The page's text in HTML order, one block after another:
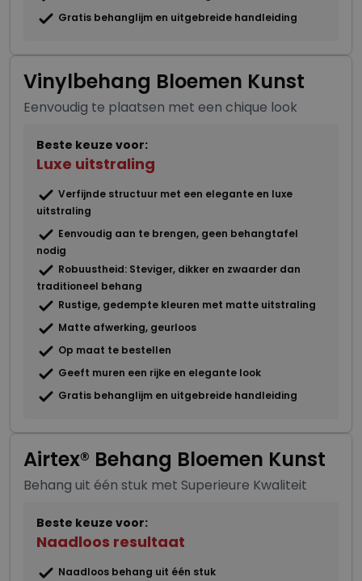
Airtex® Behang Bloemen Kunst
Behang uit één stuk met Superieure Kwaliteit
Beste keuze voor:
Naadloos resultaat
Naadloos behang uit één stuk
Vinylbehang Bloemen Kunst
Eenvoudig te plaatsen met een chique look
Beste keuze voor:
Luxe uitstraling
Verfijnde structuur met een elegante en luxe
uitstraling
Eenvoudig aan te brengen, geen behangtafel
nodig
Robuustheid: Steviger, dikker en zwaarder dan
traditioneel behang
Rustige, gedempte kleuren met matte uitstraling
Matte afwerking, geurloos
Op maat te bestellen
Geeft muren een rijke en elegante look
Gratis behanglijm en uitgebreide handleiding
Gratis behanglijm en uitgebreide handleiding